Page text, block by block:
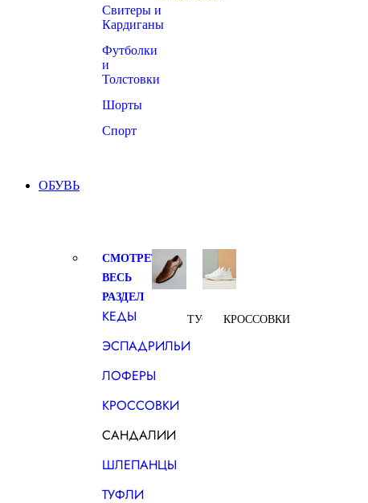
Свитеры и
Кардиганы
Футболки
и
Толстовки
Шорты
Спорт
ОБУВЬ
СМОТРЕТЬ
ВЕСЬ
РАЗДЕЛ
КЕДЫ
ЭСПАДРИЛЬИ
ЛОФЕРЫ
КРОССОВКИ
САНДАЛИИ
ШЛЕПАНЦЫ
ТУФЛИ
ТУФЛИКРОССОВКИ